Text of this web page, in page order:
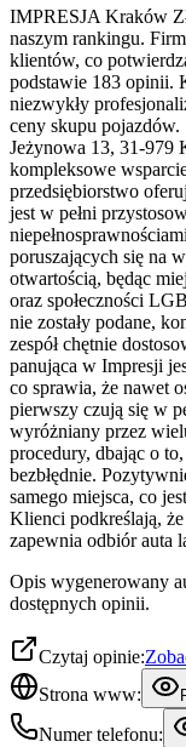
IMPRESJA Kraków
naszym rankingu.
klientów, co
podstawie 183 opinii.
niezwykły
ceny skupu pojazdów.
Jeżynowa 13, 31-979
kompleksowe
przedsiębiorstwo
jest w pełni
poruszających się na
otwartością, będąc
oraz społeczności
nie zostały podane,
zespół chętnie
panująca w Impresji
co sprawia, że nawet
pierwszy czują się w
wyróżniany przez
procedury, dbając o
bezbłędnie.
samego miejsca, co
Klienci podkreślają, że
zapewnia odbiór auta
Opis wygenerowany
dostępnych opinii.
Czytaj opinie:
Strona www:
Numer telefonu: